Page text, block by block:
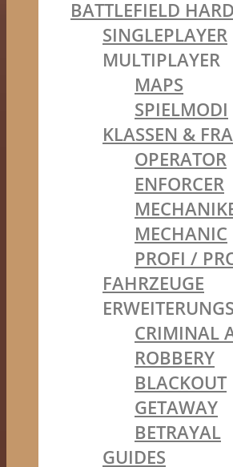
BATTLEFIELD
SINGLEPLAYER
MULTIPLAYER
MAPS
SPIELMODI
KLASSEN &
OPERATOR
ENFORCER
MECHANIC
PROFI /
FAHRZEUGE
CRIMINAL
ROBBERY
BLACKOUT
GETAWAY
BETRAYAL
GUIDES